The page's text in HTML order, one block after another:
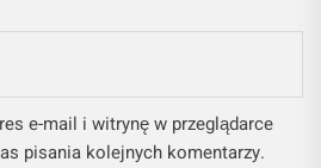
e-mail i witrynę w przeglądarce
pisania kolejnych komentarzy.